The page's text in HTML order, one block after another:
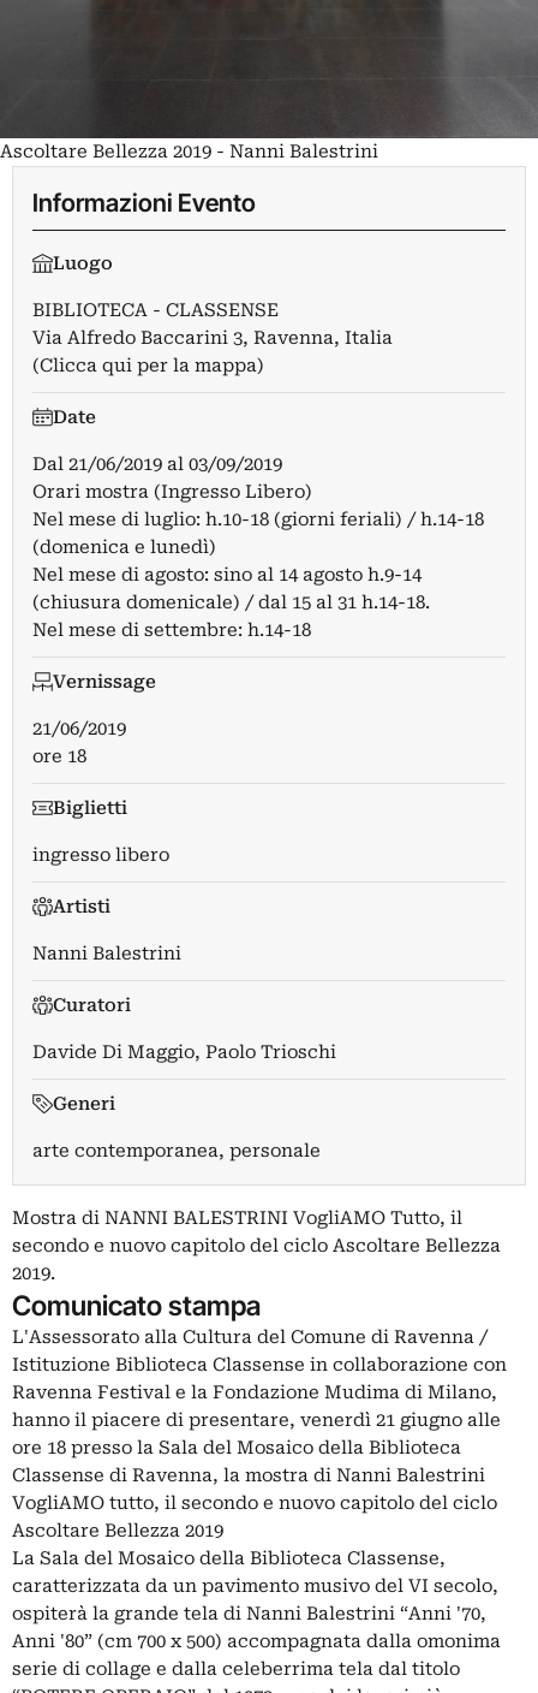
Ascoltare Bellezza 2019 - Nanni Balestrini
Informazioni Evento
Luogo
BIBLIOTECA - CLASSENSE
Via Alfredo Baccarini 3, Ravenna, Italia
(Clicca qui per la mappa)
Date
Dal 21/06/2019 al 03/09/2019
Orari mostra (Ingresso Libero)
Nel mese di luglio: h.10-18 (giorni feriali) / h.14-18
(domenica e lunedì)
Nel mese di agosto: sino al 14 agosto h.9-14
(chiusura domenicale) / dal 15 al 31 h.14-18.
Nel mese di settembre: h.14-18
Vernissage
21/06/2019
ore 18
Biglietti
ingresso libero
Artisti
Nanni Balestrini
Curatori
Davide Di Maggio, Paolo Trioschi
Generi
arte contemporanea, personale
Mostra di NANNI BALESTRINI VogliAMO Tutto, il
secondo e nuovo capitolo del ciclo Ascoltare Bellezza
2019.
Comunicato stampa
L'Assessorato alla Cultura del Comune di Ravenna /
Istituzione Biblioteca Classense in collaborazione con
Ravenna Festival e la Fondazione Mudima di Milano,
hanno il piacere di presentare, venerdì 21 giugno alle
ore 18 presso la Sala del Mosaico della Biblioteca
Classense di Ravenna, la mostra di Nanni Balestrini
VogliAMO tutto, il secondo e nuovo capitolo del ciclo
Ascoltare Bellezza 2019
La Sala del Mosaico della Biblioteca Classense,
caratterizzata da un pavimento musivo del VI secolo,
ospiterà la grande tela di Nanni Balestrini “Anni '70,
Anni '80” (cm 700 x 500) accompagnata dalla omonima
serie di collage e dalla celeberrima tela dal titolo